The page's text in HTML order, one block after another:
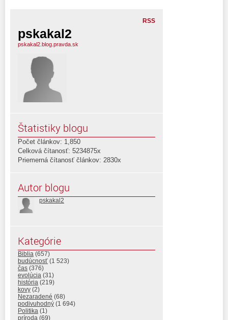
RSS
pskakal2
pskakal2.blog.pravda.sk
Štatistiky blogu
Počet článkov: 1,850
Celková čítanosť: 5234875x
Priemerná čítanosť článkov: 2830x
Autor blogu
pskakal2
Kategórie
Biblia (657)
budúcnosť (1 523)
čas (376)
evolúcia (31)
história (219)
kovy (2)
Nezaradené (68)
podivuhodný (1 694)
Politika (1)
príroda (69)